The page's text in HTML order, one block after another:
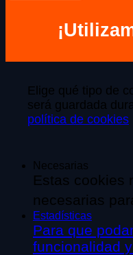
Elige qué tipo de
será guardada
política de cookies
Necesarias
Estas cookies
necesarias
Estadísticas
Para que
funcionalidad